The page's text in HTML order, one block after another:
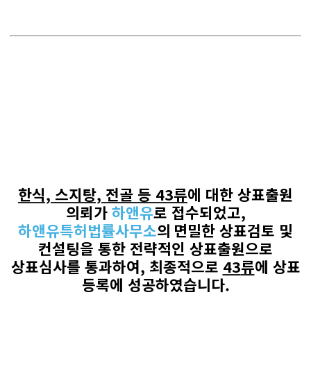
한식, 스지탕, 전골 등 43류에 대한 상표출원
의뢰가하앤유로 접수되었고,
하앤유특허법률사무소의 면밀한 상표검토 및
컨설팅을 통한 전략적인 상표출원으로
상표심사를 통과하여, 최종적으로 43류에 상표
등록에 성공하였습니다.